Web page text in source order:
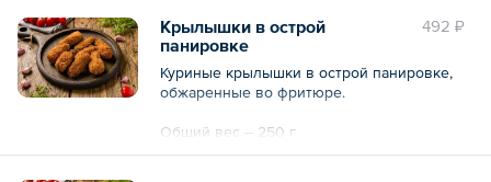
492 ₽
Крылышки в острой
панировке
Куриные крылышки в острой панировке,
обжаренные во фритюре.
Общий вес – 250 г